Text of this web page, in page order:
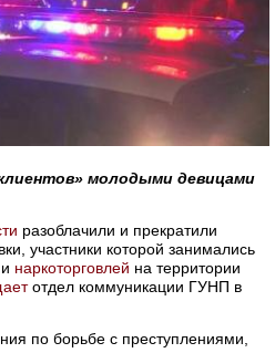
молодыми девицами
разоблачили и прекратили
участники которой занимались
наркоторговлей на территории
отдел коммуникации ГУНП в
по борьбе с преступлениями,